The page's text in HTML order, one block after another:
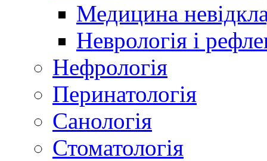
Медицина
Неврологія і
Нефрологія
Перинатологія
Санологія
Стоматологія